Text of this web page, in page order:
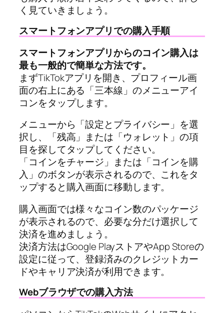
く見ていきましょう。
スマートフォンアプリでの購入手順
スマートフォンアプリからのコイン購入は
最も一般的で簡単な方法です。
まずTikTokアプリを開き、プロフィール画
面の右上にある「三本線」のメニューアイ
コンをタップします。
メニューから「設定とプライバシー」を選
択し、「残高」または「ウォレット」の項
目を探してタップしてください。
「コインをチャージ」または「コインを購
入」のボタンが表示されるので、これをタ
ップすると購入画面に移動します。
購入画面では様々なコイン数のパッケージ
が表示されるので、必要な分だけ選択して
決済を進めましょう。
決済方法はGoogle PlayストアやApp Storeの
設定に従って、登録済みのクレジットカー
ドやキャリア決済が利用できます。
Webブラウザでの購入方法